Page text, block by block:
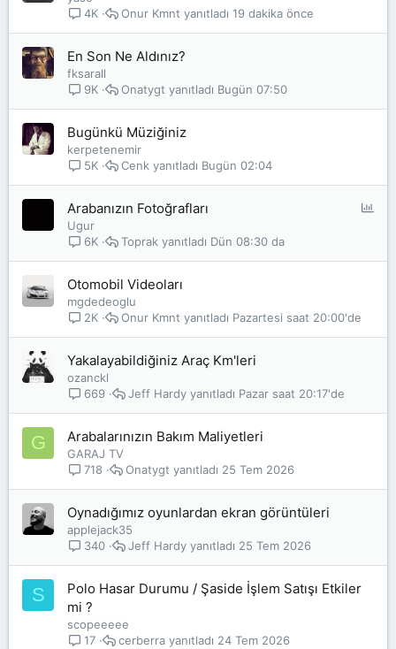
4K
19 dakika önce
Onur Kmnt
En Son Ne Aldınız?
fksarall
9K
Bugün 07:50
Onatygt
Bugünkü Müziğiniz
kerpetenemir
5K
Bugün 02:04
Cenk
Arabanızın Fotoğrafları
Ugur
6K
Dün 08:30 da
Toprak
Otomobil Videoları
mgdedeoglu
2K
Pazartesi saat 20:00'de
Onur Kmnt
Yakalayabildiğiniz Araç Km'leri
ozanckl
669
Pazar saat 20:17'de
Jeff Hardy
G Arabalarınızın Bakım Maliyetleri
GARAJ TV
718
25 Tem 2026
Onatygt
Oynadığımız oyunlardan ekran görüntüleri
applejack35
340
25 Tem 2026
Jeff Hardy
S
Polo Hasar Durumu / Şaside İşlem Satışı Etkiler
mi ?
scopeeeee
17
24 Tem 2026
cerberra